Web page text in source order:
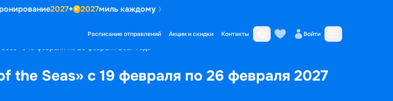
2027+ 2027миль каждому
Расписание отправлений Акции и скидки Контакты Войти
с 19 февраля по 26 февраля 2027 года
the Seas» с 19 февраля по 26 февраля 2027